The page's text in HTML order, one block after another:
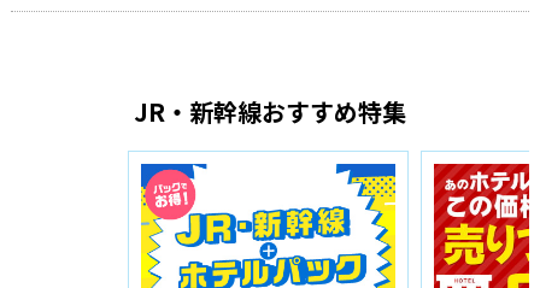
JR・新幹線おすすめ特集